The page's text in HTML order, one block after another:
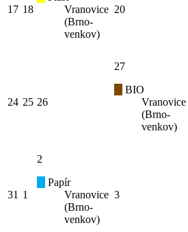
17 18
Vranovice
(Brno-
venkov)
20
24 25 26
27
BIO
Vranovice
(Brno-
venkov)
31 1
2
Papír
Vranovice
(Brno-
venkov)
3